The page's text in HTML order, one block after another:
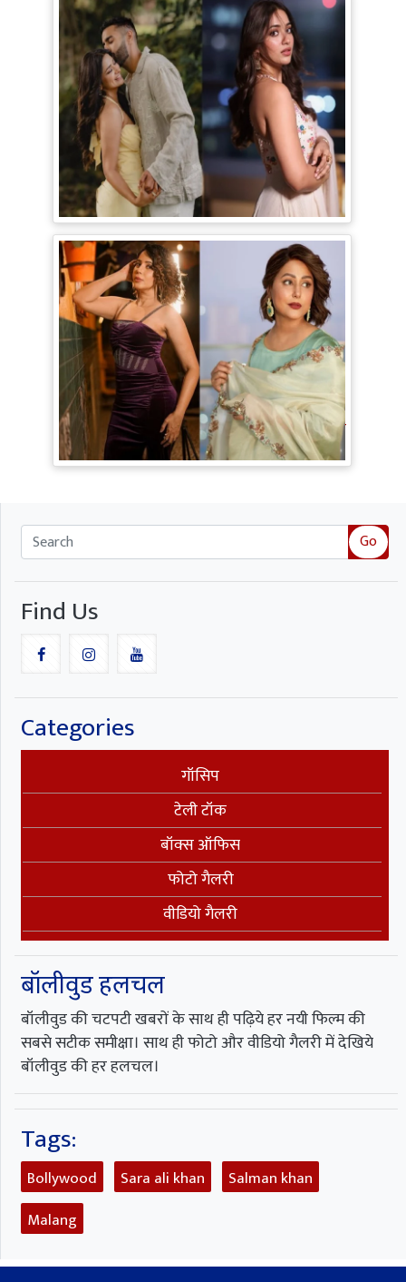
Jiyaa Shankar Engagement: Jiya
Shankar की हुई Engagement, मंगेतर
Karan के साथ शेयर की रोमांटिक Pictures
TV Gossip: 'तीखी मिर्ची' हैं Hina Khan,
सूपर्नखा रोल के लिए परफेक्ट; Rozalin Khan ने
छेड़ी नई बहस
Go
Find Us
Categories
गॉसिप
टेली टॉक
बॉक्स ऑफिस
फोटो गैलरी
वीडियो गैलरी
बॉलीवुड हलचल
बॉलीवुड की चटपटी खबरों के साथ ही पढ़िये हर नयी फिल्म की
सबसे सटीक समीक्षा। साथ ही फोटो और वीडियो गैलरी में देखिये
बॉलीवुड की हर हलचल।
Tags:
Bollywood Sara ali khan
Salman khan
Malang